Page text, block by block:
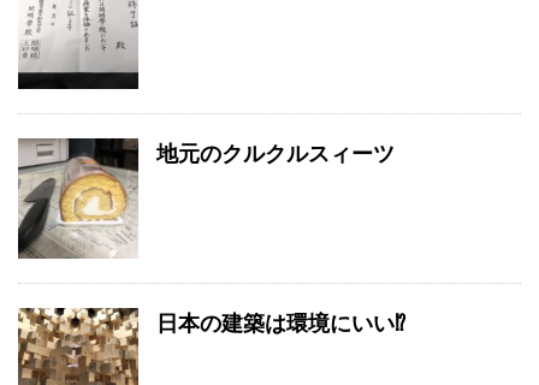
地元のクルクルスィーツ
日本の建築は環境にいい⁉️